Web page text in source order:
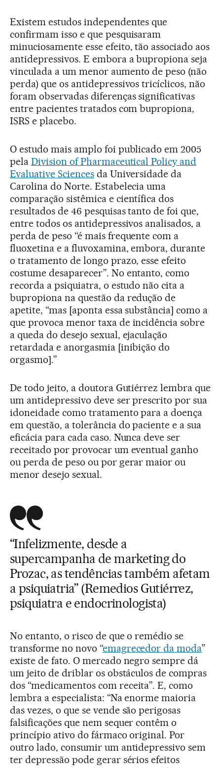
Existem estudos independentes que
confirmam isso e que pesquisaram
minuciosamente esse efeito, tão associado aos
antidepressivos. E embora a bupropiona seja
vinculada a um menor aumento de peso (não
perda) que os antidepressivos tricíclicos, não
foram observadas diferenças significativas
entre pacientes tratados com bupropiona,
ISRS e placebo.
O estudo mais amplo foi publicado em 2005
pela Division of Pharmaceutical Policy and
Evaluative Sciencesda Universidade da
Carolina do Norte. Estabelecia uma
comparação sistêmica e científica dos
resultados de 46 pesquisas tanto de foi que,
entre todos os antidepressivos analisados, a
perda de peso “é mais frequente com a
fluoxetina e a fluvoxamina, embora, durante
o tratamento de longo prazo, esse efeito
costume desaparecer”. No entanto, como
recorda a psiquiatra, o estudo não cita a
bupropiona na questão da redução de
apetite, “mas [aponta essa substância] como a
que provoca menor taxa de incidência sobre
a queda do desejo sexual, ejaculação
retardada e anorgasmia [inibição do
orgasmo].”
De todo jeito, a doutora Gutiérrez lembra que
um antidepressivo deve ser prescrito por sua
idoneidade como tratamento para a doença
em questão, a tolerância do paciente e a sua
eficácia para cada caso. Nunca deve ser
receitado por provocar um eventual ganho
ou perda de peso ou por gerar maior ou
menor desejo sexual.
“Infelizmente, desde a
supercampanha de marketing do
Prozac, as tendências também afetam
a psiquiatria” (Remedios Gutiérrez,
psiquiatra e endocrinologista)
No entanto, o risco de que o remédio se
transforme no novo “emagrecedor da moda”
existe de fato. O mercado negro sempre dá
um jeito de driblar os obstáculos de compras
dos “medicamentos com receita”. E, como
lembra a especialista: “Na enorme maioria
das vezes, o que se vende são perigosas
falsificações que nem sequer contêm o
princípio ativo do fármaco original. Por
outro lado, consumir um antidepressivo sem
ter depressão pode gerar sérios efeitos